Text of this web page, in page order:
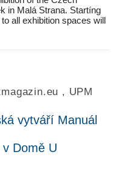
in Malá Strana. Startíng
all exhibition spaces will
, UPM
vytváří Manuál
Domě U